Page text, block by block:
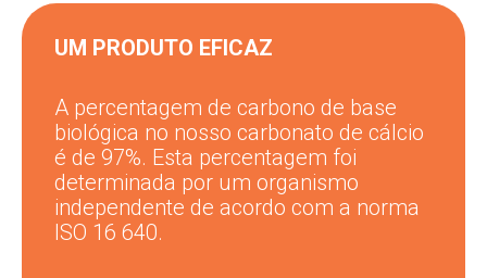
UM PRODUTO EFICAZ
A percentagem de carbono de base
biológica no nosso carbonato de cálcio
é de 97%. Esta percentagem foi
determinada por um organismo
independente de acordo com a norma
ISO 16 640.